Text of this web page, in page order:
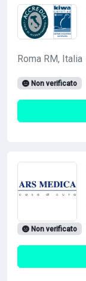
Roma RM, Italia
Non verificato
Non verificato